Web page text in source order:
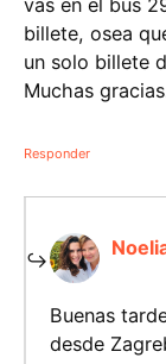
vas en el bus
billete, osea
un solo billete
Muchas
Responder
Buenas
desde